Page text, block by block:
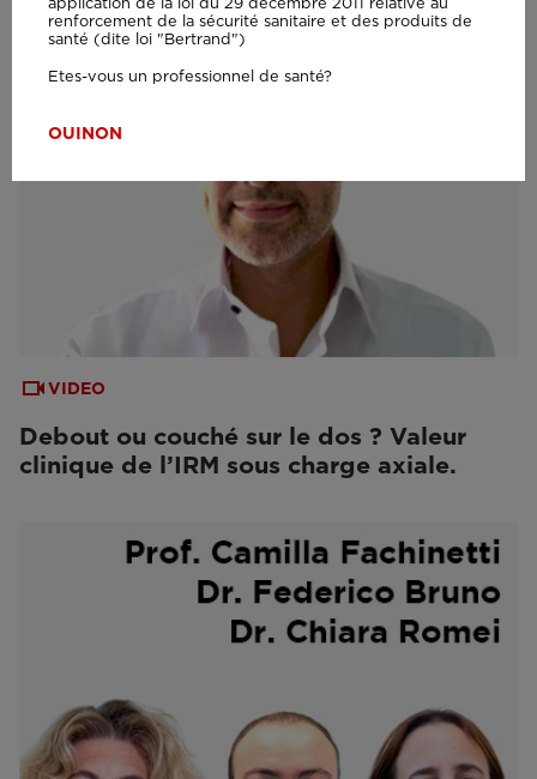
VIDEO
Debout ou couché sur le dos ? Valeur
clinique de l’IRM sous charge axiale.
renforcement de la sécurité sanitaire et des produits de
santé (dite loi "Bertrand")
Etes-vous un professionnel de santé?
OUINON